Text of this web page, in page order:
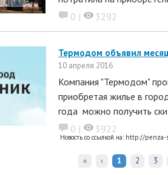
0 |
3292
Термодом объявил
10 апреля 2016
Компания "Термодом"
приобретая жилье в
года можно получить
0 |
3922
Новость со ссылкой на: http://penza-
« ‹ 1 2 3